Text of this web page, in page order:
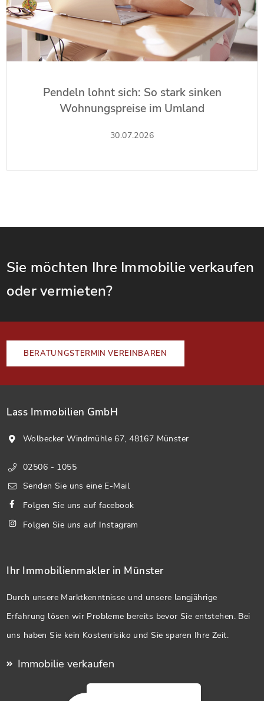
Pendeln lohnt sich: So stark sinken
Wohnungspreise im Umland
30.07.2026
Sie möchten Ihre Immobilie verkaufen
oder vermieten?
BERATUNGSTERMIN VEREINBAREN
Lass Immobilien GmbH
Wolbecker Windmühle 67, 48167 Münster
02506 - 1055
Senden Sie uns eine E-Mail
Folgen Sie uns auf facebook
Folgen Sie uns auf Instagram
Ihr Immobilienmakler in Münster
Durch unsere Marktkenntnisse und unsere langjährige
Erfahrung lösen wir Probleme bereits bevor Sie entstehen. Bei
uns haben Sie kein Kostenrisiko und Sie sparen Ihre Zeit.
Immobilie verkaufen